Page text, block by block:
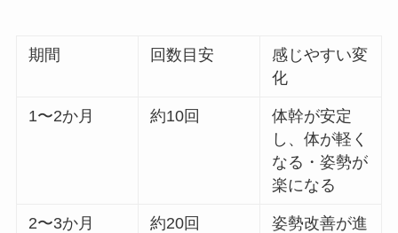
期間 回数目安
感じやすい変
化
1〜2か月 約10回
体幹が安定
し、体が軽く
なる・姿勢が
楽になる
2〜3か月 約20回
姿勢改善が進